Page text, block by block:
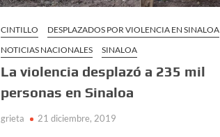
CINTILLO
DESPLAZADOS POR VIOLENCIA EN SINALOA
NOTICIAS NACIONALES
SINALOA
La violencia desplazó a 235 mil
personas en Sinaloa
grieta 21 diciembre, 2019